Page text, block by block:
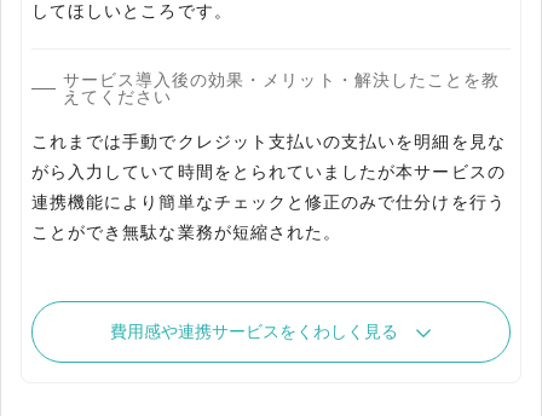
してほしいところです。
サービス導入後の効果・メリット・解決したことを教
えてください
これまでは手動でクレジット支払いの支払いを明細を見な
がら入力していて時間をとられていましたが本サービスの
連携機能により簡単なチェックと修正のみで仕分けを行う
ことができ無駄な業務が短縮された。
費用感や連携サービスをくわしく見る